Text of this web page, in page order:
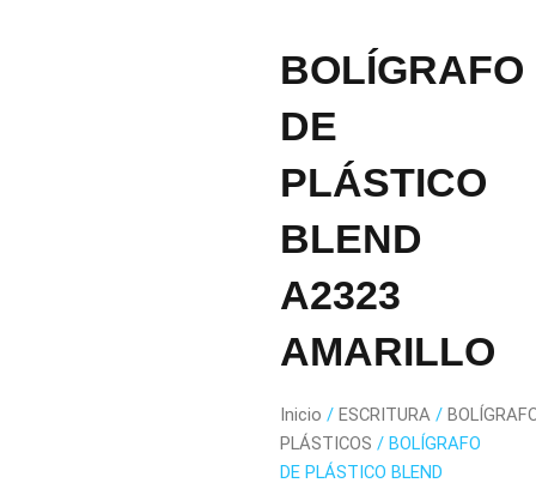
BOLÍGRAFO
DE
PLÁSTICO
BLEND
A2323
AMARILLO
Inicio / ESCRITURA /
PLÁSTICOS / BOLÍGRAFO
DE PLÁSTICO BLEND